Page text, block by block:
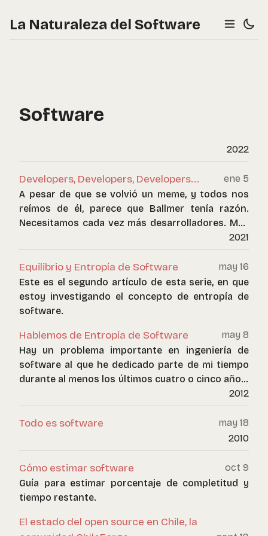
La Naturaleza del Software
Software
2022
Developers, Developers, Developers...
ene 5
A pesar de que se volvió un meme, y todos nos
reímos de él, parece que Ballmer tenía razón.
Necesitamos cada vez más desarrolladores. Más
y más, y no parece que esa necesidad vaya a bajar
en muchos años, a pesar de las heroicas
afirmaciones de los fans del Low Code y del No
Code, y de los recientes desarrollos de
programación automática usando IA.
2021
Equilibrio y Entropía de Software
may 16
Este es el segundo artículo de esta serie, en que
estoy investigando el concepto de entropía de
software.
Hablemos de Entropía de Software
may 8
Hay un problema importante en ingeniería de
software al que he dedicado parte de mi tiempo
durante al menos los últimos cuatro o cinco años.
Se trata de una idea, o intuición que por ahora
vamos a denominar “entropía de software”. Y
para motivar la conversación les mostraré
2012
Todo es software
may 18
2010
Cómo estimar software
oct 9
Guía para estimar porcentaje de completitud y
tiempo restante.
El estado del open source en Chile, la